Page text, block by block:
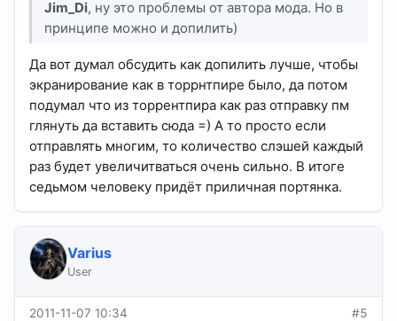
Jim_Di, ну это проблемы от автора мода. Но в
принципе можно и допилить)
Да вот думал обсудить как допилить лучше, чтобы
экранирование как в торрнтпире было, да потом
подумал что из торрентпира как раз отправку пм
глянуть да вставить сюда =) А то просто если
отправлять многим, то количество слэшей каждый
раз будет увеличитваться очень сильно. В итоге
седьмом человеку придёт приличная портянка.
Varius
User
2011-11-07 10:34 #5